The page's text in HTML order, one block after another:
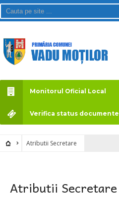
Monitorul Oficial Local
Verifica status documente
Atributii Secretare
Atributii Secretare